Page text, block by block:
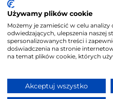
PRIME MMA
Żużlowa Ekstraliga
Speedway Grand Prix
Skoki narciarskie
Kontakt•Reklama•
Używamy plików cookie
Możemy je zamieścić w celu
odwiedzających, ulepszenia naszej
spersonalizowanych treści i
doświadczenia na stronie
na temat plików cookie, których
Akceptuj wszystko